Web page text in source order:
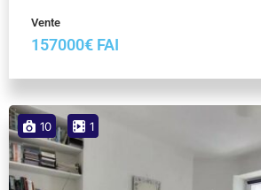
Vente
157000€ FAI
10 1